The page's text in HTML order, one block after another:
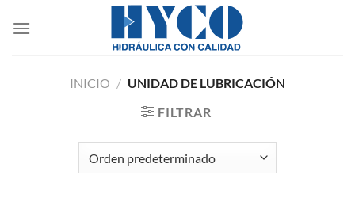
INICIO / UNIDAD DE LUBRICACIÓN
FILTRAR